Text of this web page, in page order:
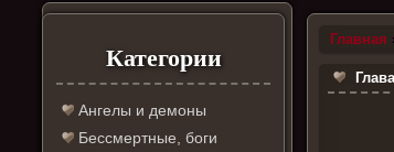
Категории
Ангелы и демоны
Бессмертные, боги
Главная